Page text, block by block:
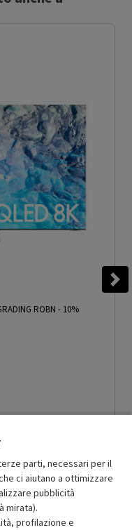
ROBN - 10%
parti, necessari per il
ci aiutano a ottimizzare
pubblicità
mirata).
profilazione e